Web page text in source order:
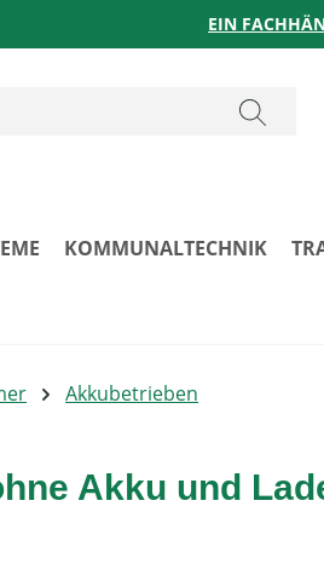
EIN
KOMMUNALTECHNIK
Akkubetrieben
Akku und